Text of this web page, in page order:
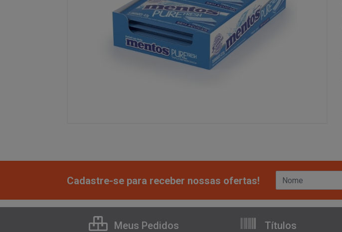
Cadastre-se para receber nossas ofertas!
Meus Pedidos Títulos